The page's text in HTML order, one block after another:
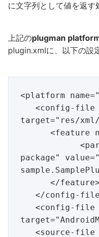
に文字列として値を返す
上記のplugman
plugin.xmlに、以下の設
<platform
target="res/
package"